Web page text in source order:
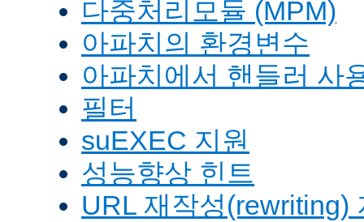
다중처리모듈 (MPM)
아파치의 환경변수
아파치에서 핸들러 사
필터
suEXEC 지원
성능향상 힌트
URL 재작성(rewriting)